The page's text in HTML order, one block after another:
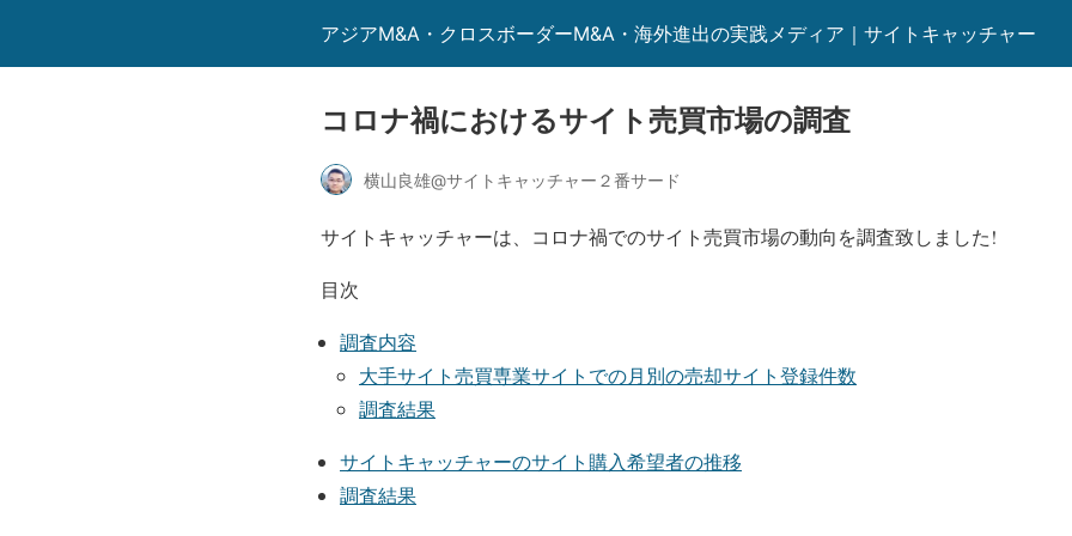
アジアM&A・クロスボーダーM&A・海外進出の実践メディア｜サイトキャッチャー
コロナ禍におけるサイト売買市場の調査
横山良雄@サイトキャッチャー２番サード
サイトキャッチャーは、コロナ禍でのサイト売買市場の動向を調査致しました!
目次
調査内容
大手サイト売買専業サイトでの月別の売却サイト登録件数
調査結果
サイトキャッチャーのサイト購入希望者の推移
調査結果